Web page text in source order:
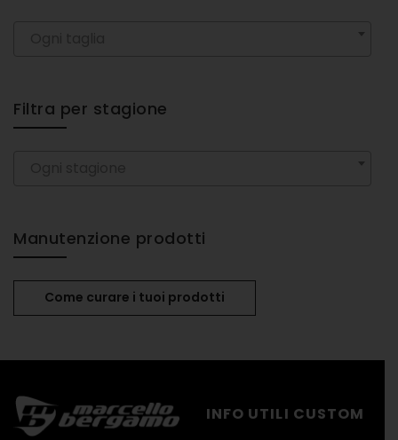
Filtra per stagione
Manutenzione prodotti
Come curare i tuoi prodotti
INFO UTILI CUSTOM